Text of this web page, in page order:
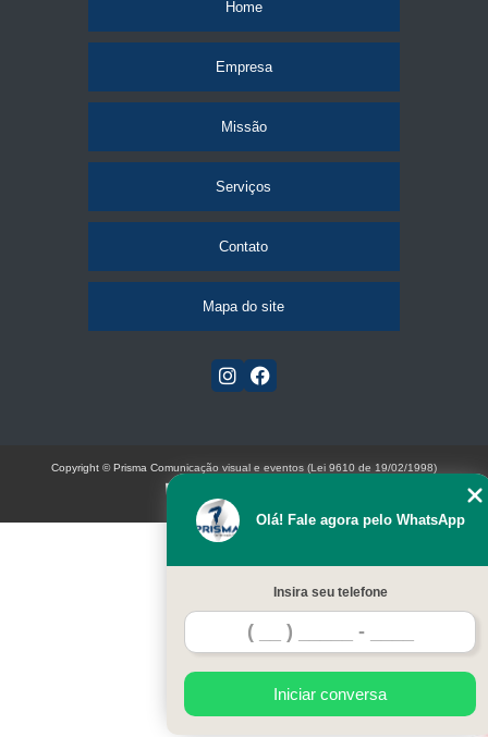
Home
Empresa
Missão
Serviços
Contato
Mapa do site
Olá! Fale agora pelo WhatsApp
Insira seu telefone
Iniciar conversa
Copyright © Prisma Comunicação visual e eventos (Lei 9610 de 19/02/1998)